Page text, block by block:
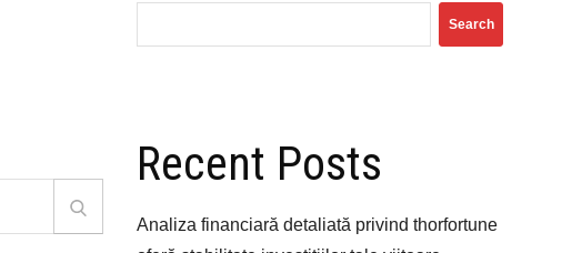
Search
Recent Posts
Analiza financiară detaliată privind thorfortune